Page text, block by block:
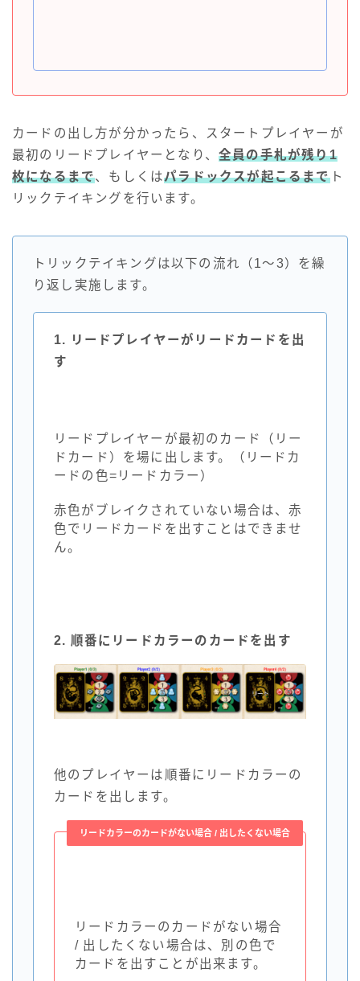
カードの出し方が分かったら、スタートプレイヤーが
最初のリードプレイヤーとなり、 全員の手札が残り1
枚になるまで、もしくはパラドックスが起こるまでト
リックテイキングを行います。
トリックテイキングは以下の流れ（1～3）を繰
り返し実施します。
1. リードプレイヤーがリードカードを出
す
リードプレイヤーが最初のカード（リー
ドカード）を場に出します。（リードカ
ードの色=リードカラー）
赤色がブレイクされていない場合は、赤
色でリードカードを出すことはできませ
ん。
2. 順番にリードカラーのカードを出す
他のプレイヤーは順番にリードカラーの
カードを出します。
リードカラーのカードがない場合 / 出したくない場合
リードカラーのカードがない場合
/ 出したくない場合は、別の色で
カードを出すことが出来ます。